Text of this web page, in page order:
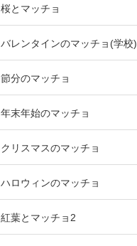
桜とマッチョ
バレンタインのマッチョ(学校)
節分のマッチョ
年末年始のマッチョ
クリスマスのマッチョ
ハロウィンのマッチョ
紅葉とマッチョ2